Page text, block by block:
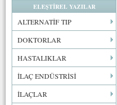
ELEŞTİREL YAZILAR
ALTERNATİF TIP
DOKTORLAR
HASTALIKLAR
İLAÇ ENDÜSTRİSİ
İLAÇLAR